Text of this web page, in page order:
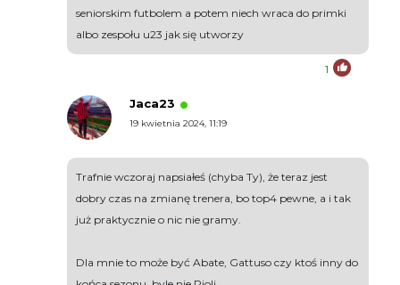
seniorskim futbolem a potem niech wraca do primki
albo zespołu u23 jak się utworzy
1
Jaca23
19 kwietnia 2024, 11:19
Trafnie wczoraj napsiałeś (chyba Ty), że teraz jest
dobry czas na zmianę trenera, bo top4 pewne, a i tak
już praktycznie o nic nie gramy.
Dla mnie to może być Abate, Gattuso czy ktoś inny do